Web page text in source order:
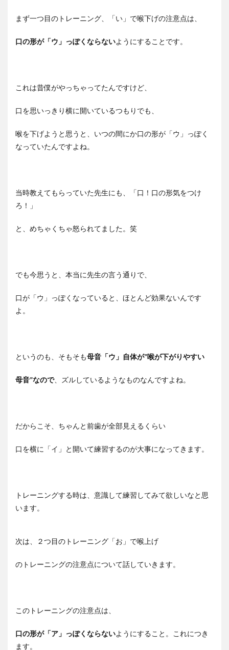
まず一つ目のトレーニング、「い」で喉下げの注意点は、
口の形が「ウ」っぽくならないようにすることです。
これは昔僕がやっちゃってたんですけど、
口を思いっきり横に開いているつもりでも、
喉を下げようと思うと、いつの間にか口の形が「ウ」っぽく
なっていたんですよね。
当時教えてもらっていた先生にも、「口！口の形気をつけ
ろ！」
と、めちゃくちゃ怒られてました。笑
でも今思うと、本当に先生の言う通りで、
口が「ウ」っぽくなっていると、ほとんど効果ないんです
よ。
というのも、そもそも母音「ウ」自体が”喉が下がりやすい
母音”なので、ズルしているようなものなんですよね。
だからこそ、ちゃんと前歯が全部見えるくらい
口を横に「イ」と開いて練習するのが大事になってきます。
トレーニングする時は、意識して練習してみて欲しいなと思
います。
次は、２つ目のトレーニング「お」で喉上げ
のトレーニングの注意点について話していきます。
このトレーニングの注意点は、
口の形が「ア」っぽくならないようにすること。これにつき
ます。